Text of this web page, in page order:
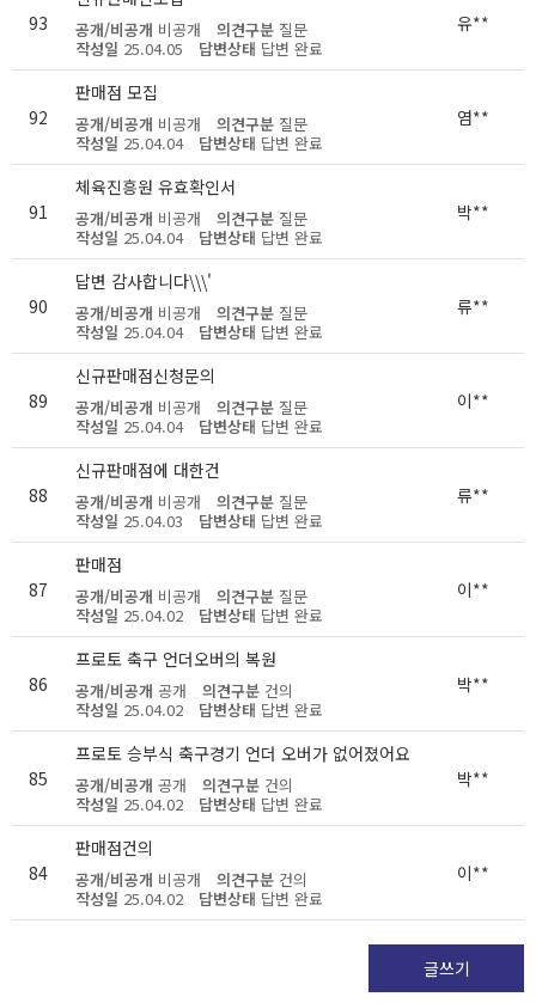
93 공개/비공개 비공개 의견구분 질문
작성일 25.04.05 답변상태 답변 완료
유**
92
판매점 모집
공개/비공개 비공개 의견구분 질문
작성일 25.04.04 답변상태 답변 완료
염**
91
체육진흥원 유효확인서
공개/비공개 비공개 의견구분 질문
작성일 25.04.04 답변상태 답변 완료
박**
90
답변 감사합니다\\\'
공개/비공개 비공개 의견구분 질문
작성일 25.04.04 답변상태 답변 완료
류**
89
신규판매점신청문의
공개/비공개 비공개 의견구분 질문
작성일 25.04.04 답변상태 답변 완료
이**
88
신규판매점에 대한건
공개/비공개 비공개 의견구분 질문
작성일 25.04.03 답변상태 답변 완료
류**
87
판매점
공개/비공개 비공개 의견구분 질문
작성일 25.04.02 답변상태 답변 완료
이**
86
프로토 축구 언더오버의 복원
공개/비공개 공개 의견구분 건의
작성일 25.04.02 답변상태 답변 완료
박**
85
프로토 승부식 축구경기 언더 오버가 없어졌어요
공개/비공개 공개 의견구분 건의
작성일 25.04.02 답변상태 답변 완료
박**
84
판매점건의
공개/비공개 비공개 의견구분 건의
작성일 25.04.02 답변상태 답변 완료
이**
글쓰기